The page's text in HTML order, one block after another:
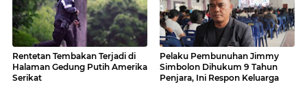
Rentetan Tembakan Terjadi di
Halaman Gedung Putih Amerika
Serikat
Pelaku Pembunuhan Jimmy
Simbolon Dihukum 9 Tahun
Penjara, Ini Respon Keluarga